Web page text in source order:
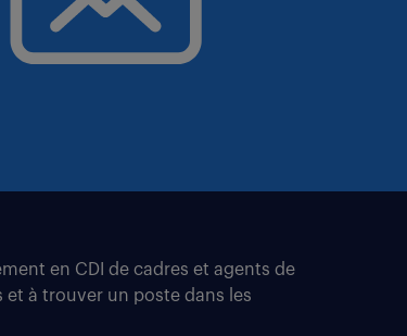
en CDI de cadres et agents de
à trouver un poste dans les